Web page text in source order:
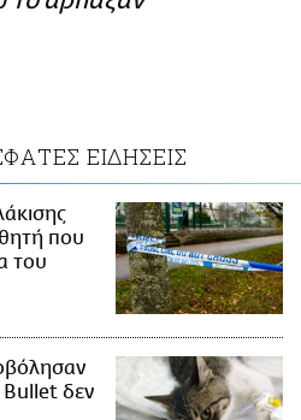
ΕΙΔΗΣΕΙΣ
που
του
Bullet δεν